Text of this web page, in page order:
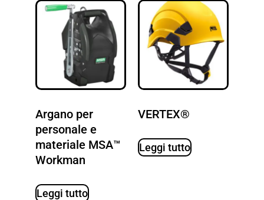
Argano per
personale e
materiale MSA™
Workman
Leggi tutto
VERTEX®
Leggi tutto